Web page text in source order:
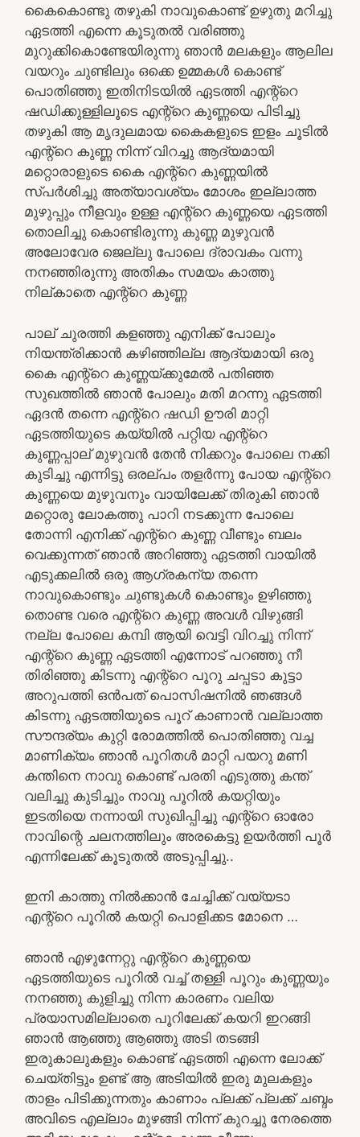
കൈകൊണ്ടു തഴുകി നാവുകൊണ്ട് ഉഴുതു മറിച്ചു
ഏടത്തി എന്നെ കൂടുതൽ വരിഞ്ഞു
മുറുക്കികൊണ്ടേയിരുന്നു ഞാൻ മലകളും ആലില
വയറും ചുണ്ടിലും ഒക്കെ ഉമ്മകൾ കൊണ്ട്
പൊതിഞ്ഞു ഇതിനിടയിൽ ഏടത്തി എന്റ്റെ
ഷഡിക്കുള്ളിലൂടെ എന്റ്റെ കുണ്ണയെ പിടിച്ചു
തഴുകി ആ മൃദുലമായ കൈകളുടെ ഇളം ചൂടിൽ
എന്റ്റെ കുണ്ണ നിന്ന് വിറച്ചു ആദ്യമായി
മറ്റൊരാളുടെ കൈ എന്റ്റെ കുണ്ണയിൽ
സ്പർശിച്ചു അത്യാവശ്യം മോശം ഇല്ലാത്ത
മുഴുപ്പും നീളവും ഉള്ള എന്റ്റെ കുണ്ണയെ ഏടത്തി
തൊലിച്ചു കൊണ്ടിരുന്നു കുണ്ണ മുഴുവൻ
അലോവേര ജെല്ലു പോലെ ദ്രാവകം വന്നു
നനഞ്ഞിരുന്നു അതികം സമയം കാത്തു
നില്കാതെ എന്റ്റെ കുണ്ണ
പാല് ചുരത്തി കളഞ്ഞു എനിക്ക് പോലും
നിയന്ത്രിക്കാൻ കഴിഞ്ഞില്ല ആദ്യമായി ഒരു
കൈ എന്റ്റെ കുണ്ണയ്ക്കുമേൽ പതിഞ്ഞ
സുഖത്തിൽ ഞാൻ പോലും മതി മറന്നു ഏടത്തി
ഏദൻ തന്നെ എന്റ്റെ ഷഡി ഊരി മാറ്റി
ഏടത്തിയുടെ കയ്യിൽ പറ്റിയ എന്റ്റെ
കുണ്ണപ്പാല് മുഴുവൻ തേൻ നിക്കറും പോലെ നക്കി
കുടിച്ചു എന്നിട്ടു ഒരല്പം തളർന്നു പോയ എന്റ്റെ
കുണ്ണയെ മുഴുവനും വായിലേക്ക് തിരുകി ഞാൻ
മറ്റൊരു ലോകത്തു പാറി നടക്കുന്ന പോലെ
തോന്നി എനിക്ക് എന്റ്റെ കുണ്ണ വീണ്ടും ബലം
വെക്കുന്നത് ഞാൻ അറിഞ്ഞു ഏടത്തി വായിൽ
എടുക്കലിൽ ഒരു ആഗ്രകന്യ തന്നെ
നാവുകൊണ്ടും ചുണ്ടുകൾ കൊണ്ടും ഉഴിഞ്ഞു
തൊണ്ട വരെ എന്റ്റെ കുണ്ണ അവൾ വിഴുങ്ങി
നല്ല പോലെ കമ്പി ആയി വെട്ടി വിറച്ചു നിന്ന്
എന്റ്റെ കുണ്ണ ഏടത്തി എന്നോട് പറഞ്ഞു നീ
തിരിഞ്ഞു കിടന്നു എന്റ്റെ പൂറു ചപ്പടാ കുട്ടാ
അറുപത്തി ഒൻപത് പൊസിഷനിൽ ഞങ്ങൾ
കിടന്നു ഏടത്തിയുടെ പൂറ് കാണാൻ വല്ലാത്ത
സൗന്ദര്യം കുറ്റി രോമത്തിൽ പൊതിഞ്ഞു വച്ച
മാണിക്യം ഞാൻ പൂറിതൾ മാറ്റി പയറു മണി
കന്തിനെ നാവു കൊണ്ട് പരതി എടുത്തു കന്ത്
വലിച്ചു കുടിച്ചും നാവു പൂറിൽ കയറ്റിയും
ഇടതിയെ നന്നായി സുഖിപ്പിച്ചു എന്റ്റെ ഓരോ
നാവിന്റെ ചലനത്തിലും അരകെട്ടു ഉയർത്തി പൂർ
എന്നിലേക്ക്‌ കൂടുതൽ അടുപ്പിച്ചു..
ഇനി കാത്തു നിൽക്കാൻ ചേച്ചിക്ക് വയ്യടാ
എന്റ്റെ പൂറിൽ കയറ്റി പൊളിക്കട മോനെ …
ഞാൻ എഴുന്നേറ്റു എന്റ്റെ കുണ്ണയെ
ഏടത്തിയുടെ പൂറിൽ വച്ച് തള്ളി പൂറും കുണ്ണയും
നനഞ്ഞു കുളിച്ചു നിന്ന കാരണം വലിയ
പ്രയാസമില്ലാതെ പൂറിലേക്ക് കയറി ഇറങ്ങി
ഞാൻ ആഞ്ഞു ആഞ്ഞു അടി തടങ്ങി
ഇരുകാലുകളും കൊണ്ട് ഏടത്തി എന്നെ ലോക്ക്
ചെയ്തിട്ടും ഉണ്ട് ആ അടിയിൽ ഇരു മുലകളും
താളം പിടിക്കുന്നതും കാണാം പ്ലക്ക് പ്ലക്ക് ചബ്ദം
അവിടെ എല്ലാം മുഴങ്ങി നിന്ന് കുറച്ചു നേരത്തെ